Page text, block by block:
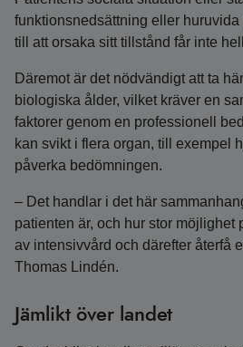
funktionsnedsättning eller
till att orsaka sitt tillstånd får inte
Däremot är det nödvändigt att ta
biologiska ålder, vilket kräver en
faktorer genom en professionell
kan svikt i flera organ, till exempel
påverka bedömningen.
– Det handlar i det här
patienten är, och hur stor möjlighet
av intensivvård och därefter återfå
Thomas Lindén.
Jämlikt över landet